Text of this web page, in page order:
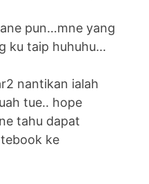
pun…mne yang
ku taip huhuhu…
nantikan ialah
tue.. hope
tahu dapat
ke